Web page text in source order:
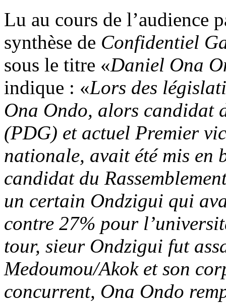
Lu au cours de l’audience
synthèse de Confidentiel
sous le titre «Daniel Ona
indique : «Lors des
Ona Ondo, alors candidat
(PDG) et actuel Premier
nationale, avait été mis en
candidat du
un certain Ondzigui qui
contre 27% pour
tour, sieur Ondzigui fut
Medoumou/Akok et son
concurrent, Ona Ondo